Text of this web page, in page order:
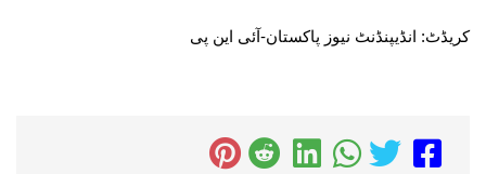
کریڈٹ: انڈیپنڈنٹ نیوز پاکستان-آئی این پی